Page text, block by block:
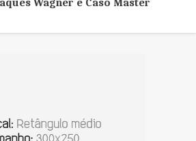
Wagner e Caso Master